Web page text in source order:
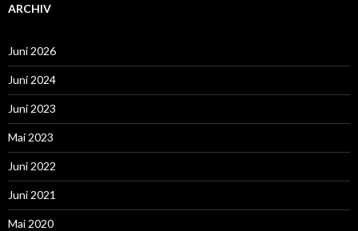
ARCHIV
Juni 2026
Juni 2024
Juni 2023
Mai 2023
Juni 2022
Juni 2021
Mai 2020